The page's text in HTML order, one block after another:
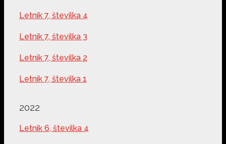
Letnik 7, številka 4
Letnik 7, številka 3
Letnik 7, številka 2
Letnik 7, številka 1
2022
Letnik 6, številka 4